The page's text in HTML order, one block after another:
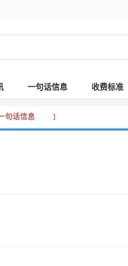
一句话信息 收费标准
句话信息 ]